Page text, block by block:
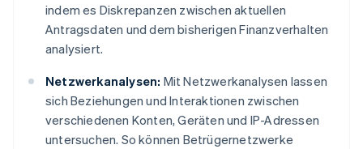
indem es Diskrepanzen zwischen aktuellen
Antragsdaten und dem bisherigen Finanzverhalten
analysiert.
Netzwerkanalysen: Mit Netzwerkanalysen lassen
sich Beziehungen und Interaktionen zwischen
verschiedenen Konten, Geräten und IP-Adressen
untersuchen. So können Betrügernetzwerke